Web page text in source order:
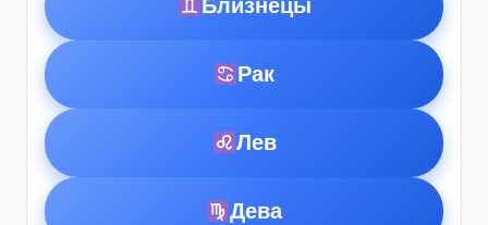
Близнецы
Рак
Лев
Дева